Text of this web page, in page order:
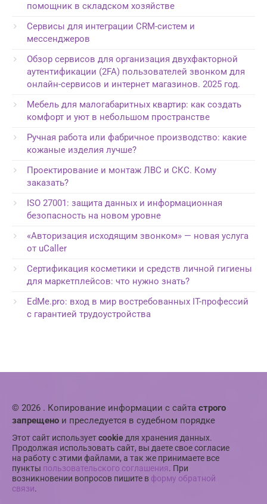
помощник в складском хозяйстве
Сервисы для интеграции CRM-систем и
мессенджеров
Обзор сервисов для организация двухфакторной
аутентификации (2FA) пользователей звонком для
онлайн-сервисов и интернет магазинов. 2025 год.
Мебель для малогабаритных квартир: как создать
комфорт и уют в небольшом пространстве
Ручная работа или фабричное производство: какие
кожаные изделия лучше?
Проектирование и монтаж ЛВС и СКС. Кому
заказать?
ISO 27001: защита данных и информационная
безопасность на новом уровне
«Авторизация исходящим звонком» — новая услуга
от uCaller
Сертификация косметики и средств личной гигиены
для маркетплейсов: что нужно знать?
EdMe.pro: вход в мир востребованных IT-профессий
с гарантией трудоустройства
© 2026 . Копирование информации с сайта строго
запрещено и преследуется в судебном порядке
Этот сайт используетcookie для хранения данных.
Продолжая использовать сайт, вы даете свое согласие
на работу с этими файлами, а так же принимаете все
пункты пользовательского соглашения. При
возникновении вопросов пишите в форму обратной
связи.